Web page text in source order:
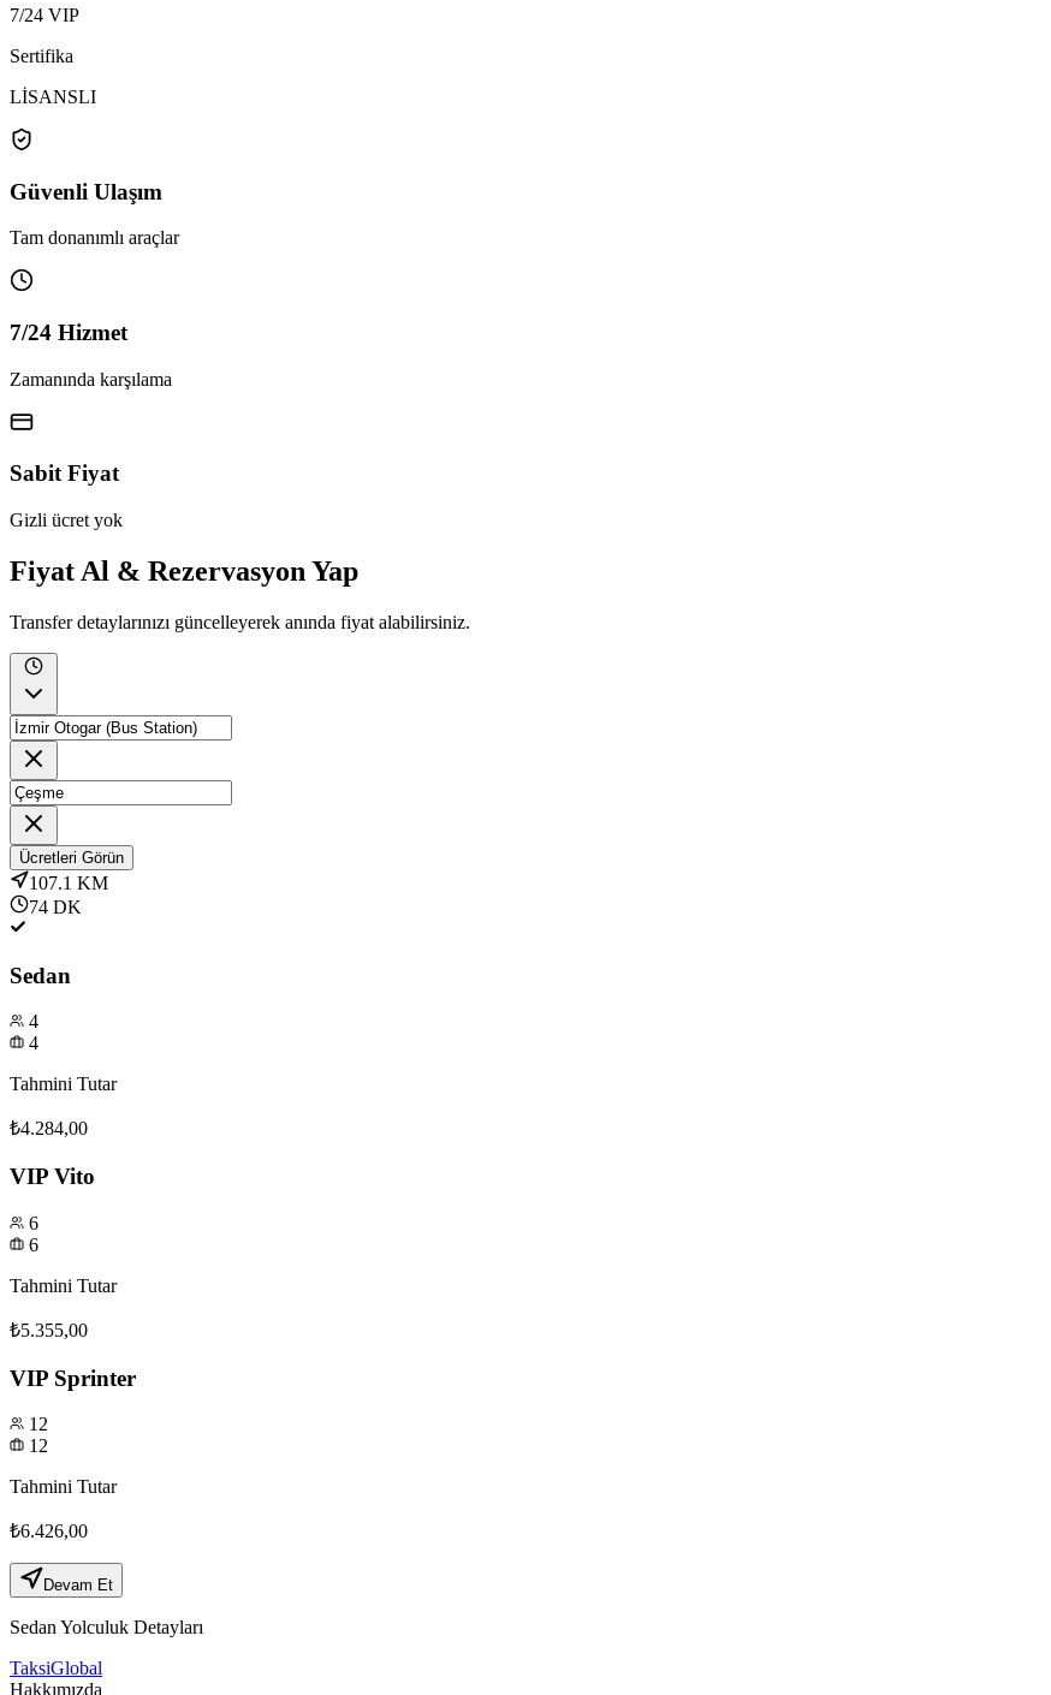
7/24 VIP
Sertifika
LİSANSLI
Güvenli Ulaşım
Tam donanımlı araçlar
7/24 Hizmet
Zamanında karşılama
Sabit Fiyat
Gizli ücret yok
Fiyat Al & Rezervasyon Yap
Transfer detaylarınızı güncelleyerek anında fiyat alabilirsiniz.
Ücretleri Görün
107.1 KM
74 DK
Sedan
4
4
Tahmini Tutar
₺4.284,00
VIP Vito
6
6
Tahmini Tutar
₺5.355,00
VIP Sprinter
12
12
Tahmini Tutar
₺6.426,00
Devam Et
Sedan Yolculuk Detayları
TaksiGlobal
Hakkımızda